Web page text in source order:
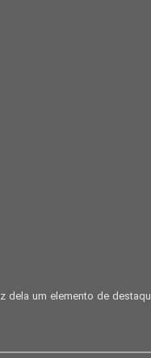
um elemento de